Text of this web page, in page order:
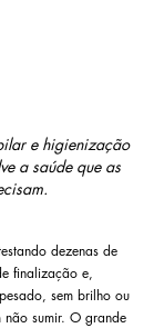
e higienização
a saúde que as
dezenas de
finalização e,
sem brilho ou
não sumir. O grande